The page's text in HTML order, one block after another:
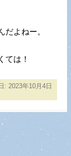
よねー。
ては！
: 2023年10月4日